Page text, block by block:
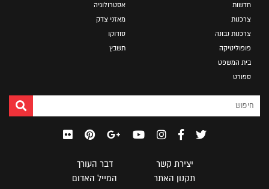
חדשות
צרכנות
צרכנות נבונה
פופוליטיקה
בית המשפט
ספורט
אסטרולוגיה
מאזני צדק
סודוקו
תשבץ
יצירת קשר
דבר העורך
תקנון האתר
המייל האדום